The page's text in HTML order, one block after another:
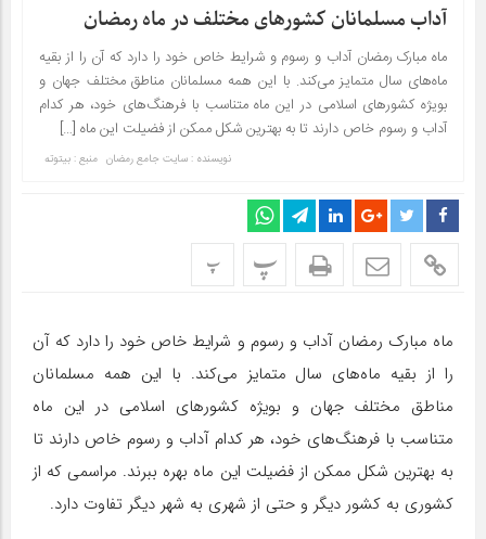
آداب مسلمانان کشور‌های مختلف در ماه رمضان
ماه مبارک رمضان آداب و رسوم و شرایط خاص خود را دارد که آن را از بقیه
ماه‌های سال متمایز می‌کند. با این همه مسلمانان مناطق مختلف جهان و
بویژه کشور‌های اسلامی در این ماه متناسب با فرهنگ‌های خود، هر کدام
آداب و رسوم خاص دارند تا به بهترین شکل ممکن از فضیلت این ماه […]
نویسنده : سایت جامع رمضان منبع : بیتوته
پ پ
ماه مبارک رمضان آداب و رسوم و شرایط خاص خود را دارد که آن
را از بقیه ماه‌های سال متمایز می‌کند. با این همه مسلمانان
مناطق مختلف جهان و بویژه کشور‌های اسلامی در این ماه
متناسب با فرهنگ‌های خود، هر کدام آداب و رسوم خاص دارند تا
به بهترین شکل ممکن از فضیلت این ماه بهره ببرند. مراسمی که از
کشوری به کشور دیگر و حتی از شهری به شهر دیگر تفاوت دارد.